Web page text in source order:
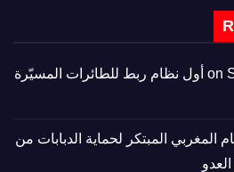
Skywire أول نظام ربط للطائرات المسيّرة
المغربي المبتكر لحماية الدبابات من